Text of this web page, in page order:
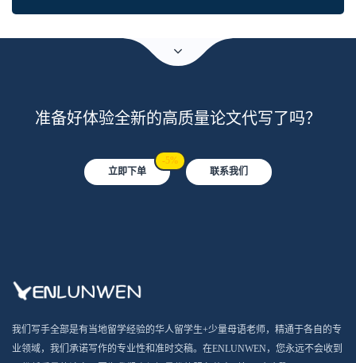
准备好体验全新的高质量论文代写了吗？
立即下单
-5%
联系我们
我们写手全部是有当地留学经验的华人留学生+少量母语老师，精通于各自的专
业领域，我们承诺写作的专业性和准时交稿。在ENLUNWEN，您永远不会收到